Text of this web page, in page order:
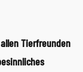
Tierfreunden